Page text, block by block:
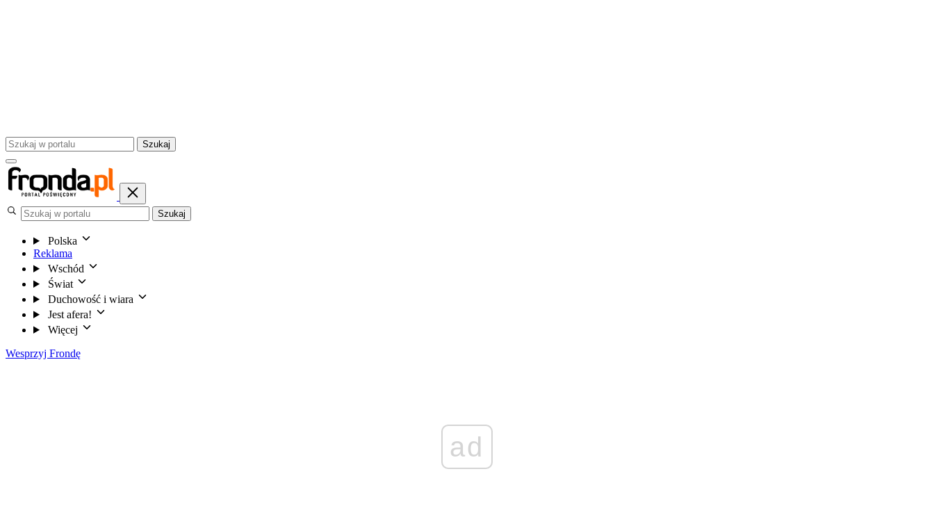
Szukaj
Szukaj
Polska
Reklama
Wschód
Świat
Duchowość i wiara
Jest afera!
Więcej
Wesprzyj Frondę
ad